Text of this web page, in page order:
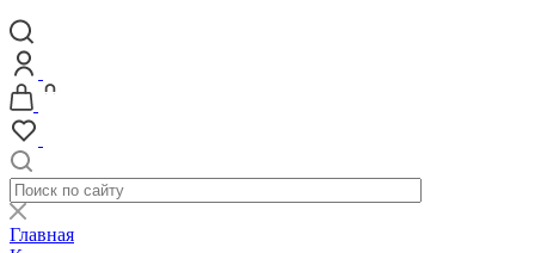
Главная